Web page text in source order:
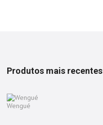
Produtos mais recentes
Wengué